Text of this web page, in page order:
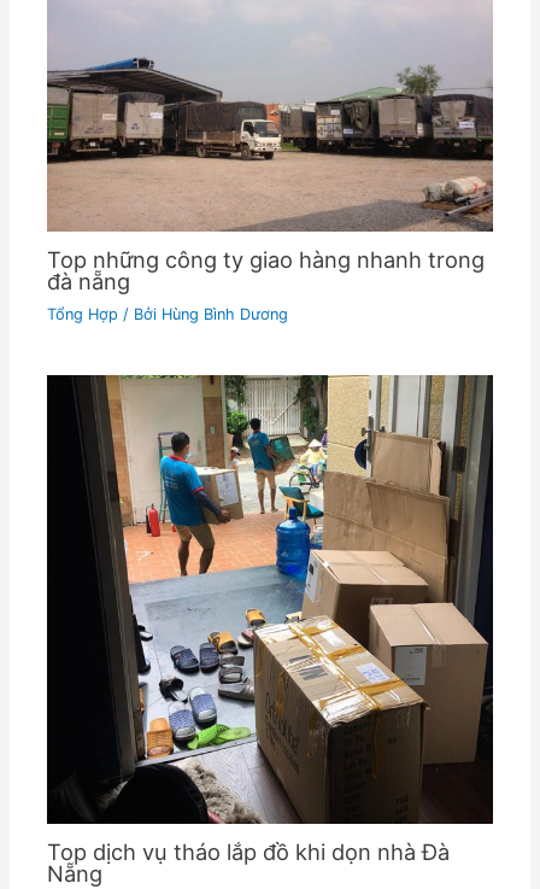
Top những công ty giao hàng nhanh trong
đà nẵng
Tổng Hợp / Bởi Hùng Bình Dương
Top dịch vụ tháo lắp đồ khi dọn nhà Đà
Nẵng